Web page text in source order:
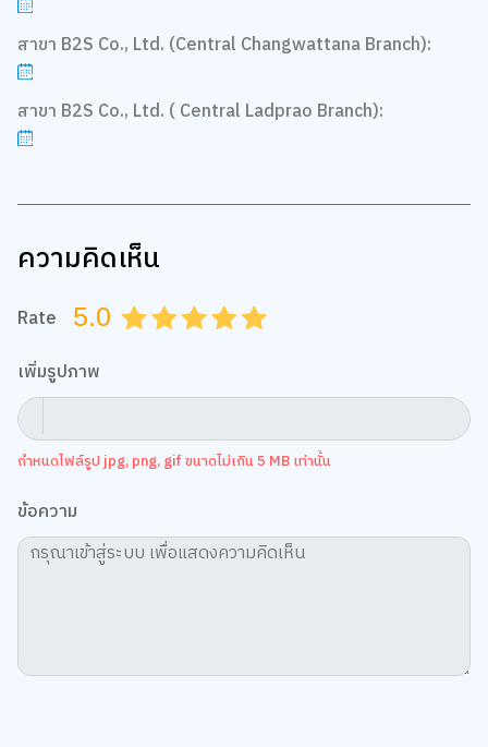
สาขา B2S Co., Ltd. (Central Changwattana Branch):
สาขา B2S Co., Ltd. ( Central Ladprao Branch):
ความคิดเห็น
Rate 5.0 4.5
4.0
3.5
3.0
2.5
2.0
1.5
1.0
0.5
เพิ่มรูปภาพ
กำหนดไฟล์รูป jpg, png, gif ขนาดไม่เกิน 5 MB เท่านั้น
ข้อความ